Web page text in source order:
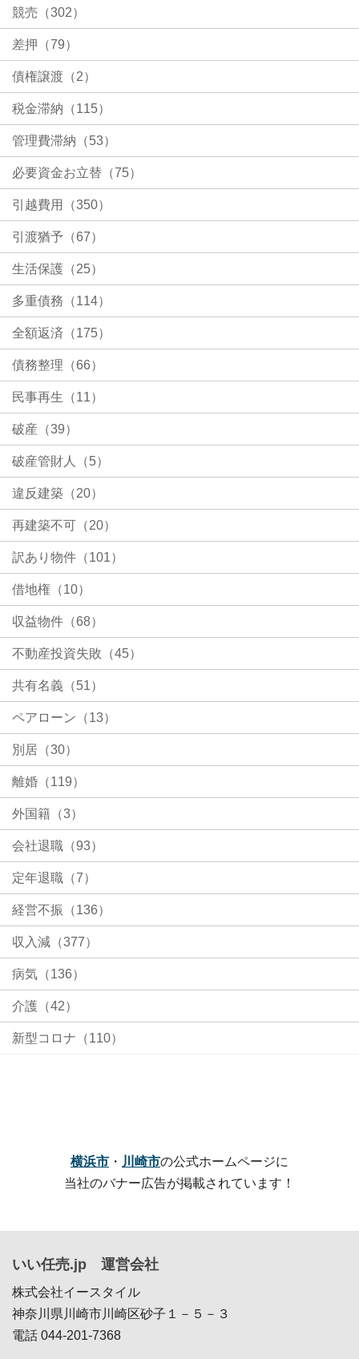
競売（302）
差押（79）
債権譲渡（2）
税金滞納（115）
管理費滞納（53）
必要資金お立替（75）
引越費用（350）
引渡猶予（67）
生活保護（25）
多重債務（114）
全額返済（175）
債務整理（66）
民事再生（11）
破産（39）
破産管財人（5）
違反建築（20）
再建築不可（20）
訳あり物件（101）
借地権（10）
収益物件（68）
不動産投資失敗（45）
共有名義（51）
ペアローン（13）
別居（30）
離婚（119）
外国籍（3）
会社退職（93）
定年退職（7）
経営不振（136）
収入減（377）
病気（136）
介護（42）
新型コロナ（110）
横浜市 ・ 川崎市の公式ホームページに
当社のバナー広告が掲載されています！
いい任売.jp 運営会社
株式会社イースタイル
神奈川県川崎市川崎区砂子１－５－３
電話 044-201-7368